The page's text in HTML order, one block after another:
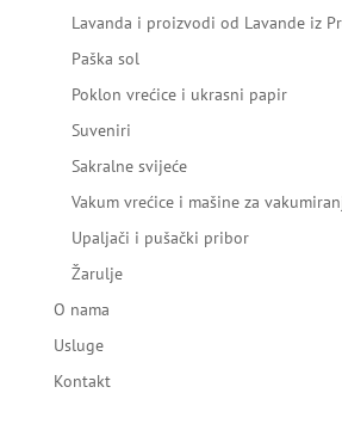
Lavanda i proizvodi od Lavande iz
Paška sol
Poklon vrećice i ukrasni papir
Suveniri
Sakralne svijeće
Vakum vrećice i mašine za
Upaljači i pušački pribor
Žarulje
O nama
Usluge
Kontakt